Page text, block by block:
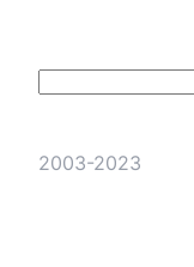
2003-2023